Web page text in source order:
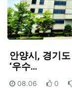
안양시, 경기
‘우수…
등록일
08.06 추천
0